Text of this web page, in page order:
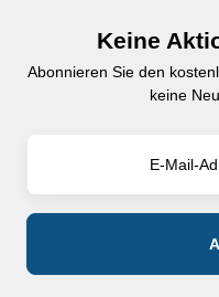
Keine
Abonnieren Sie den
keine